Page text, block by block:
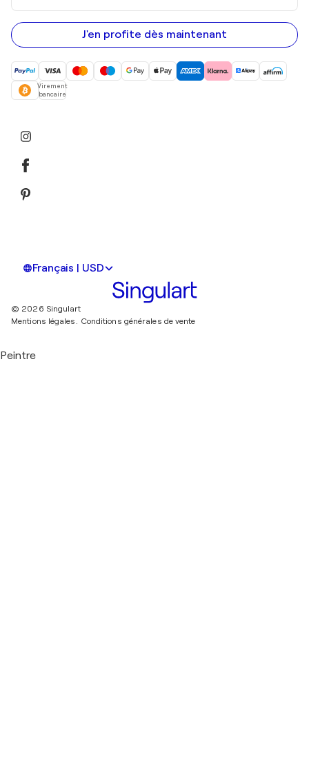
adresse
e-
mail
J'en profite dès maintenant
Virement
bancaire
Français | USD
© 2026 Singulart
Mentions légales.
Conditions générales de vente
Peintre